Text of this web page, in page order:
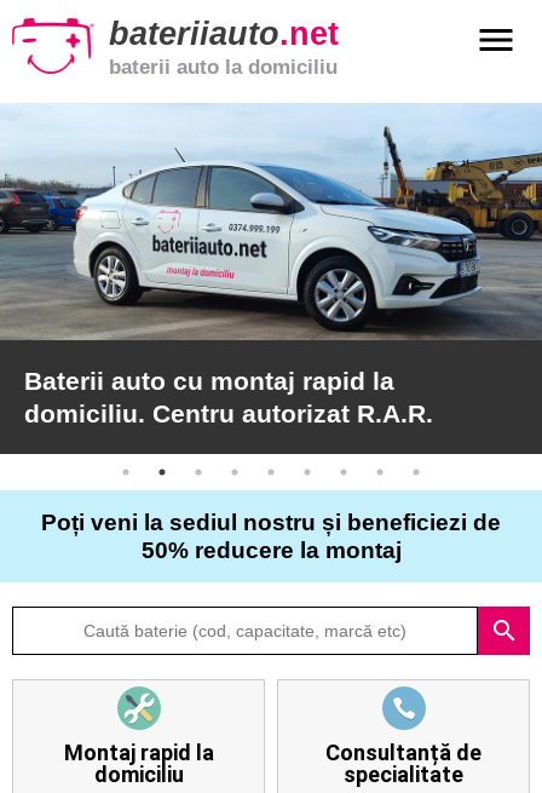
bateriiauto.net
baterii auto la domiciliu
menu
Baterii
moto
Baterii
de
camion
Articole
Despre
Baterii auto cu montaj rapid la
domiciliu. Centru autorizat R.A.R.
Poți veni la sediul nostru și beneficiezi de
50% reducere la montaj
search
Montaj rapid la
domiciliu
Consultanță de
specialitate